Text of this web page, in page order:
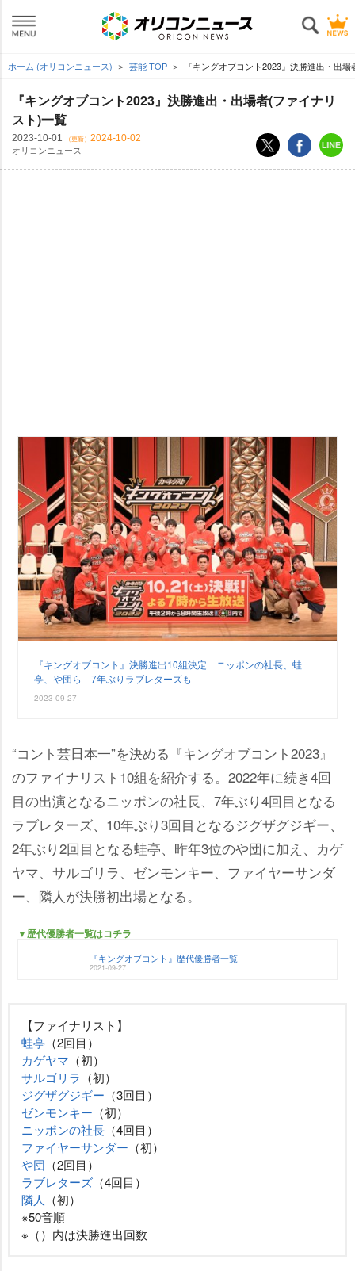
ホーム (オリコンニュース) 芸能 TOP 『キングオブコント2023』決勝進出・出
『キングオブコント2023』決勝進出・出場者(ファイナリ
スト)一覧
2023-10-01 （更新） 2024-10-02
オリコンニュース
『キングオブコント』決勝進出10組決定 ニッポンの社長、蛙
亭、や団ら 7年ぶりラブレターズも
2023-09-27
“コント芸日本一”を決める『キングオブコント2023』
のファイナリスト10組を紹介する。2022年に続き4回
目の出演となるニッポンの社長、7年ぶり4回目となる
ラブレターズ、10年ぶり3回目となるジグザグジギー、
2年ぶり2回目となる蛙亭、昨年3位のや団に加え、カゲ
ヤマ、サルゴリラ、ゼンモンキー、ファイヤーサンダ
ー、隣人が決勝初出場となる。
▼歴代優勝者一覧はコチラ
『キングオブコント』歴代優勝者一覧
2021-09-27
【ファイナリスト】
蛙亭 （2回目）
カゲヤマ （初）
サルゴリラ （初）
ジグザグジギー （3回目）
ゼンモンキー （初）
ニッポンの社長 （4回目）
ファイヤーサンダー （初）
団 （2回目）
ラブレターズ （4回目）
隣人 （初）
※50音順
※（）内は決勝進出回数